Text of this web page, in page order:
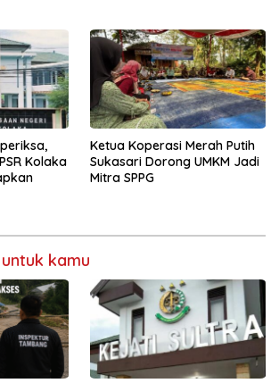
Kolaka
Ketua Koperasi Merah Putih
Sukasari Dorong UMKM Jadi
Mitra SPPG
kamu